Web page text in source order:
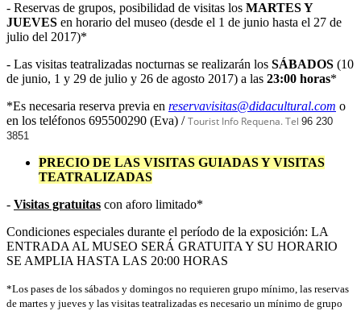
- Reservas de grupos, posibilidad de visitas los MARTES Y
JUEVES en horario del museo (desde el 1 de junio hasta el 27 de
julio del 2017)*
- Las visitas teatralizadas nocturnas se realizarán los SÁBADOS (10
de junio, 1 y 29 de julio y 26 de agosto 2017) a las 23:00 horas*
*Es necesaria reserva previa en reservavisitas@didacultural.com o
en los teléfonos 695500290 (Eva) /Tourist Info Requena. Tel 96 230
3851
PRECIO DE LAS VISITAS GUIADAS Y VISITAS
TEATRALIZADAS
- Visitas gratuitas con aforo limitado*
Condiciones especiales durante el período de la exposición: LA
ENTRADA AL MUSEO SERÁ GRATUITA Y SU HORARIO
SE AMPLIA HASTA LAS 20:00 HORAS
*Los pases de los sábados y domingos no requieren grupo mínimo, las reservas
de martes y jueves y las visitas teatralizadas es necesario un mínimo de grupo